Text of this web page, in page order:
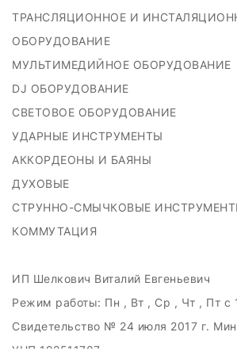
ТРАНСЛЯЦИОННОЕ И
ОБОРУДОВАНИЕ
МУЛЬТИМЕДИЙНОЕ ОБОРУДОВАНИЕ
DJ ОБОРУДОВАНИЕ
СВЕТОВОЕ ОБОРУДОВАНИЕ
УДАРНЫЕ ИНСТРУМЕНТЫ
АККОРДЕОНЫ И БАЯНЫ
ДУХОВЫЕ
СТРУННО-СМЫЧКОВЫЕ
КОММУТАЦИЯ
ИП Шелкович Виталий Евгеньевич
Режим работы: Пн , Вт , Ср , Чт , Пт c
Свидетельство № 24 июля 2017 г.
УНП 192511707